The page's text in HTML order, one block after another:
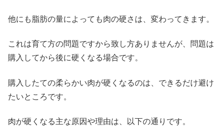
他にも脂肪の量によっても肉の硬さは、変わってきます。
これは育て方の問題ですから致し方ありませんが、問題は
購入してから後に硬くなる場合です。
購入したての柔らかい肉が硬くなるのは、できるだけ避け
たいところです。
肉が硬くなる主な原因や理由は、以下の通りです。